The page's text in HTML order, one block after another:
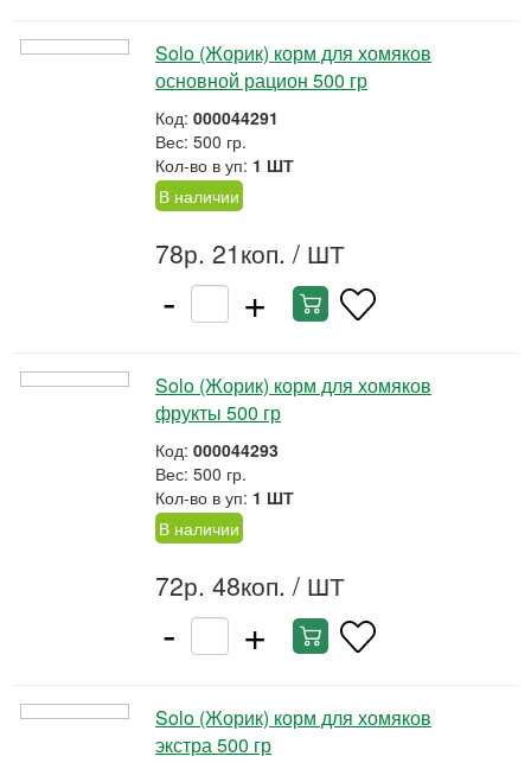
Solo (Жорик) корм для хомяков
основной рацион 500 гр
Код: 000044291
Вес: 500 гр.
Кол-во в уп: 1 ШТ
В наличии
78р. 21коп. / ШТ
- +
Solo (Жорик) корм для хомяков
фрукты 500 гр
Код: 000044293
Вес: 500 гр.
Кол-во в уп: 1 ШТ
В наличии
72р. 48коп. / ШТ
- +
Solo (Жорик) корм для хомяков
экстра 500 гр